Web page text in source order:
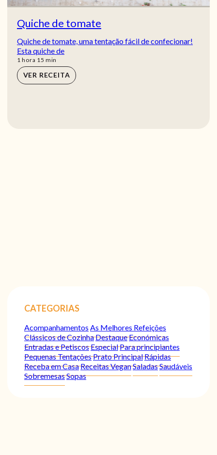
Quiche de tomate
Quiche de tomate, uma tentação fácil de confecionar!
Esta quiche de
1 hora
hora 15 min
min
VER RECEITA
CATEGORIAS
Acompanhamentos As Melhores Refeições
Clássicos de CozinhaDestaqueEconómicas
Entradas e PetiscosEspecialPara principiantes
Pequenas TentaçõesPrato PrincipalRápidas
Receba em CasaReceitas VeganSaladasSaudáveis
SobremesasSopas